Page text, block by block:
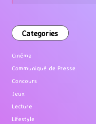
Categories
Cinéma
Communiqué de Presse
Concours
Jeux
Lecture
Lifestyle